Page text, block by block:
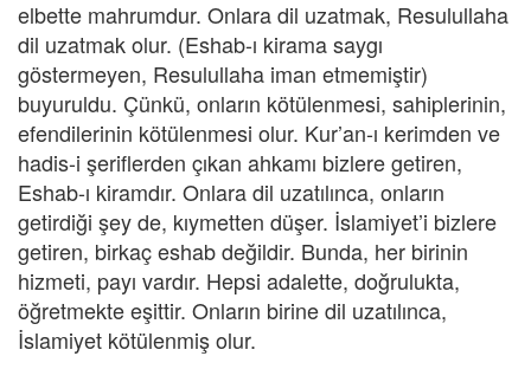
elbette mahrumdur. Onlara dil uzatmak, Resulullaha
dil uzatmak olur. (Eshab-ı kirama saygı
göstermeyen, Resulullaha iman etmemiştir)
buyuruldu. Çünkü, onların kötülenmesi, sahiplerinin,
efendilerinin kötülenmesi olur. Kur’an-ı kerimden ve
hadis-i şeriflerden çıkan ahkamı bizlere getiren,
Eshab-ı kiramdır. Onlara dil uzatılınca, onların
getirdiği şey de, kıymetten düşer. İslamiyet’i bizlere
getiren, birkaç eshab değildir. Bunda, her birinin
hizmeti, payı vardır. Hepsi adalette, doğrulukta,
öğretmekte eşittir. Onların birine dil uzatılınca,
İslamiyet kötülenmiş olur.